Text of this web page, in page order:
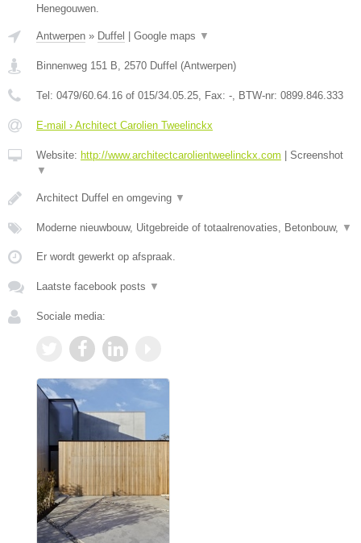
Henegouwen.
Antwerpen » Duffel Google maps ▼
Binnenweg 151 B 2570 Duffel (Antwerpen)
Tel: 0479/60.64.16 of 015/34.05.25 , Fax: - , BTW-nr: 0899.846.333
E-mail › Architect Carolien Tweelinckx
Website: http://www.architectcarolientweelinckx.com
Screenshot
▼
Architect Duffel en omgeving ▼
Moderne nieuwbouw, Uitgebreide of totaalrenovaties, Betonbouw, ▼
Er wordt gewerkt op afspraak.
Laatste facebook posts ▼
Sociale media: